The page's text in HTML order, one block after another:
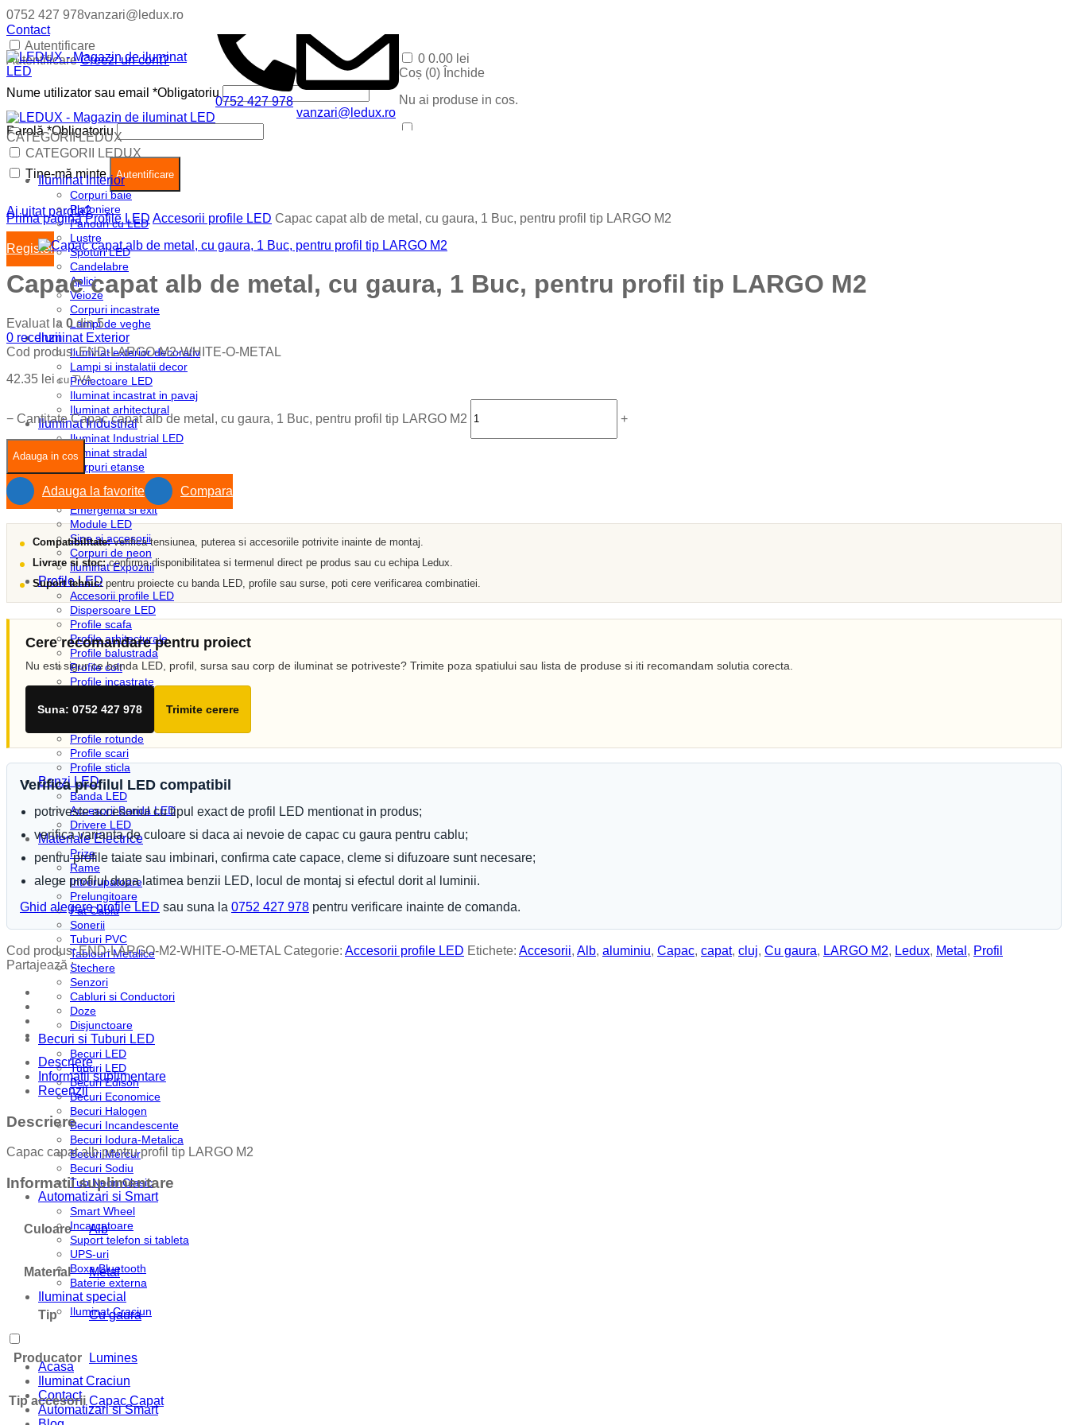
0752 427 978vanzari@ledux.ro
Contact
Autentificare
Autentificare Creezi un cont?
Nume utilizator sau email *Obligatoriu
Parolă*Obligatoriu
Ține-mă minte Autentificare
Ai uitat parola?
Register
Coș ( 0)Închide
Nu ai produse in cos.
0752 427 978
vanzari@ledux.ro
0 0.00 lei
Coș (0) Închide
Nu ai produse in cos.
Corpuri baie
Corpuri LED
Iluminat Exterior
Iluminat exterior decorativ
Pat Cablu
Sonerii
Tambur
Adaptor
Dulii
Doze
Becuri si Tuburi LED
image
Plafoniere
Panouri cu LED
Lustre
Spoturi LED
Candelabre
Aplici Cristal
CATEGORII LEDUX
CATEGORII LEDUX
Iluminat Interior
Corpuri baie
Plafoniere
Panouri cu LED
Lustre
Spoturi LED
Candelabre
Aplici
Veioze
Corpuri incastrate
Lampi de veghe
Iluminat Exterior
Iluminat exterior decorativ
Lampi si instalatii decor
Proiectoare LED
Iluminat incastrat in pavaj
Iluminat arhitectural
Iluminat Industrial
Iluminat Industrial LED
Iluminat stradal
Corpuri etanse
Corpuri pe sina
Emergenta si exit
Module LED
Sine si accesorii
Corpuri de neon
Iluminat Expozitii
Profile LED
Accesorii profile LED
Dispersoare LED
Profile scafa
Profile arhitecturale
Profile balustrada
Profile colt
Profile incastrate
Profile pardoseala
Profile rotunde
Profile scari
Profile sticla
Benzi LED
Banda LED
Accesorii Banda LED
Drivere LED
Materiale Electrice
Prize
Rame
Intrerupatoare
Prelungitoare
Pat Cablu
Sonerii
Tuburi PVC
Tablouri Metalice
Stechere
Senzori
Cabluri si Conductori
Doze
Disjunctoare
Becuri si Tuburi LED
Becuri LED
Tuburi LED
Becuri Edison
Becuri Economice
Becuri Halogen
Becuri Incandescente
Becuri Iodura-Metalica
Becuri Mercur
Becuri Sodiu
Tub Neon Clasic
Automatizari si Smart
Smart Wheel
Incarcatoare
Suport telefon si tableta
UPS-uri
Boxa Bluetooth
Baterie externa
Iluminat special
Iluminat Craciun
Acasa
Iluminat Craciun
Contact
Automatizari si Smart
Prima pagină Profile LED Accesorii profile LED Capac capat alb de metal, cu gaura, 1 Buc, pentru profil tip LARGO M2
Capac capat alb de metal, cu gaura, 1 Buc, pentru profil tip LARGO M2
Evaluat la 0 din 5
0 recenzii
Cod produs: END-LARGO-M2-WHITE-O-METAL
42.35 lei cu TVA
− Cantitate Capac capat alb de metal, cu gaura, 1 Buc, pentru profil tip LARGO M2 +
Adauga in cos
Adauga la favorite Compara
Compatibilitate:verifica tensiunea, puterea si accesoriile potrivite inainte de montaj.
Livrare si stoc: confirma disponibilitatea si termenul direct pe produs sau cu echipa Ledux.
Suport tehnic: pentru proiecte cu banda LED, profile sau surse, poti cere verificarea combinatiei.
Cere recomandare pentru proiect
Nu esti sigur ce banda LED, profil, sursa sau corp de iluminat se potriveste? Trimite poza spatiului sau lista de produse si iti recomandam solutia corecta.
Suna: 0752 427 978 Trimite cerere
Verifica profilul LED compatibil
potriveste accesoriul cu tipul exact de profil LED mentionat in produs;
verifica varianta de culoare si daca ai nevoie de capac cu gaura pentru cablu;
pentru profile taiate sau imbinari, confirma cate capace, cleme si difuzoare sunt necesare;
alege profilul dupa latimea benzii LED, locul de montaj si efectul dorit al luminii.
Ghid alegere profile LED sau suna la 0752 427 978 pentru verificare inainte de comanda.
Cod produs:END-LARGO-M2-WHITE-O-METAL Categorie: Accesorii profile LED Etichete: Accesorii, Alb, aluminiu, Capac, capat, cluj, Cu gaura, LARGO M2, Ledux, Metal , Profil
Partajează :
Descriere
Informatii suplimentare
Recenzii
Descriere
Capac capat alb pentru profil tip LARGO M2
Informatii suplimentare
Culoare Alb
Material Metal
Tip Cu gaura
Producator Lumines
Tip accesorii Capac Capat